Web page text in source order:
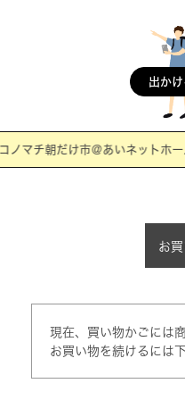
出か
朝だけ市＠あいネット
お
現在、買い物かごには
お買い物を続けるには